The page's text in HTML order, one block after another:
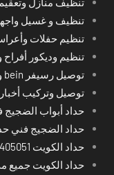
تنظيف و غسيل
تنظيم حفلات
تنظيم وديكور
توصيل رسيفر bein و تركيب ستلايت و رسيفرات في الكويت
توصيل وتركيب
حداد أبواب الضجيج
حداد الضجيج فني
حداد الكويت 66405051 جميع مدن الكويت
حداد الكويت جميع